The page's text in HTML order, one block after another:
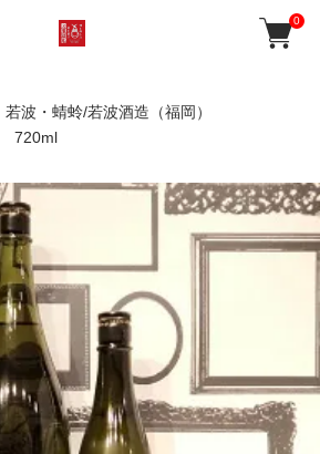
0
若波・蜻蛉/若波酒造（福岡）
720ml